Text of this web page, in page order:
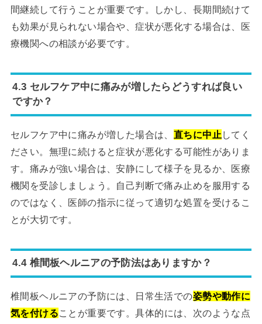
間継続して行うことが重要です。しかし、長期間続けて
も効果が見られない場合や、症状が悪化する場合は、医
療機関への相談が必要です。
4.3 セルフケア中に痛みが増したらどうすれば良い
ですか？
セルフケア中に痛みが増した場合は、 直ちに中止 してく
ださい。無理に続けると症状が悪化する可能性がありま
す。痛みが強い場合は、安静にして様子を見るか、医療
機関を受診しましょう。自己判断で痛み止めを服用する
のではなく、医師の指示に従って適切な処置を受けるこ
とが大切です。
4.4 椎間板ヘルニアの予防法はありますか？
椎間板ヘルニアの予防には、日常生活での姿勢や動作に
気を付けることが重要です。具体的には、次のような点